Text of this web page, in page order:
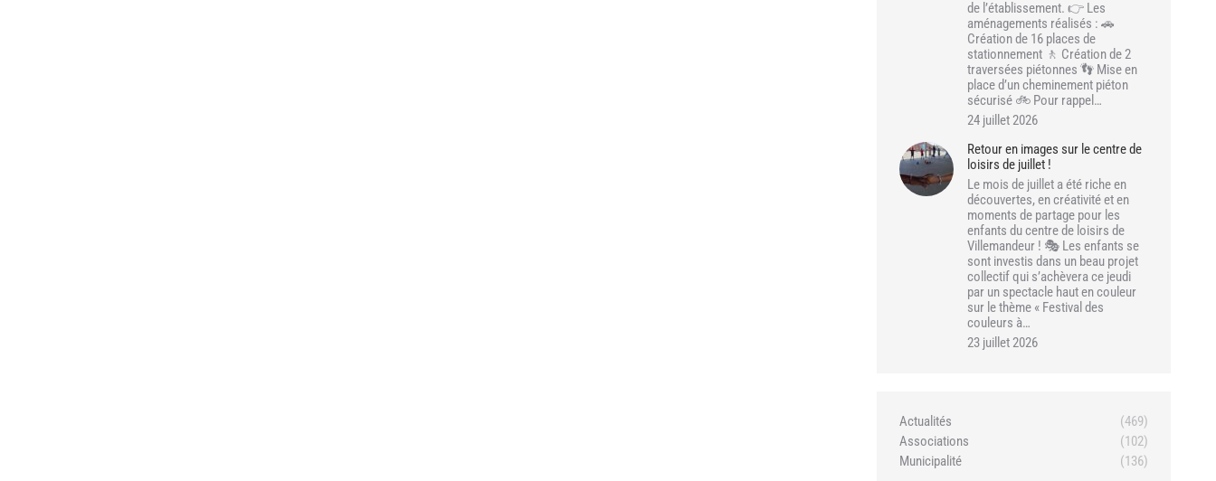
de l’établissement. 👉 Les
aménagements réalisés : 🚗
Création de 16 places de
stationnement 🚶 Création de 2
traversées piétonnes 👣 Mise en
place d’un cheminement piéton
sécurisé 🚲 Pour rappel…
24 juillet 2026
Retour en images sur le centre de
loisirs de juillet !
Le mois de juillet a été riche en
découvertes, en créativité et en
moments de partage pour les
enfants du centre de loisirs de
Villemandeur ! 🎭 Les enfants se
sont investis dans un beau projet
collectif qui s’achèvera ce jeudi
par un spectacle haut en couleur
sur le thème « Festival des
couleurs à…
23 juillet 2026
Actualités
(469)
Associations
(102)
Municipalité
(136)